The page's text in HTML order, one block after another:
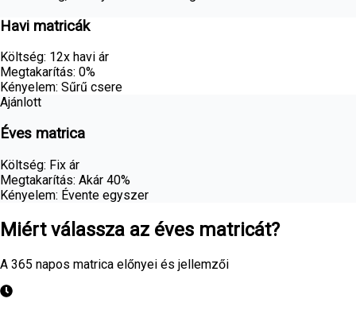
Havi matricák
Költség: 12x havi ár
Megtakarítás: 0%
Kényelem: Sűrű csere
Ajánlott
Éves matrica
Költség: Fix ár
Megtakarítás: Akár 40%
Kényelem: Évente egyszer
Miért válassza az éves matricát?
A 365 napos matrica előnyei és jellemzői